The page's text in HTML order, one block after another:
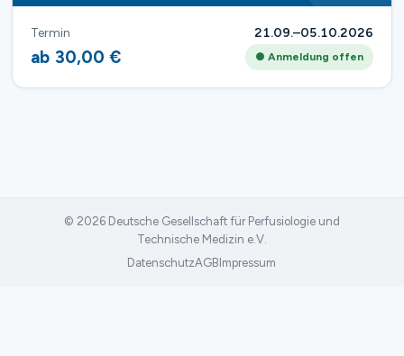
Termin 21.09.–05.10.2026
ab 30,00 € ● Anmeldung offen
© 2026 Deutsche Gesellschaft für Perfusiologie und
Technische Medizin e.V.
DatenschutzAGB Impressum